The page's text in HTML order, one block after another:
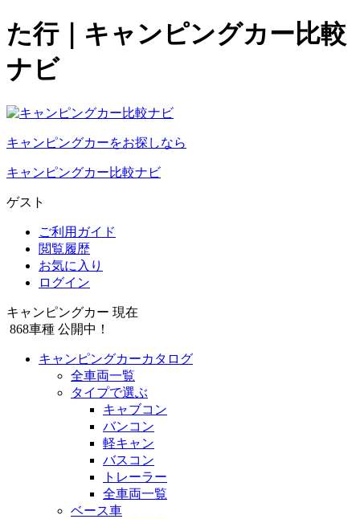
た行｜キャンピングカー比較
ナビ
キャンピングカーをお探しなら
キャンピングカー比較ナビ
ゲスト
ご利用ガイド
閲覧履歴
お気に入り
ログイン
キャンピングカー 現在
868車種 公開中！
キャンピングカーカタログ
全車両一覧
タイプで選ぶ
キャブコン
バンコン
軽キャン
バスコン
トレーラー
全車両一覧
ベース車